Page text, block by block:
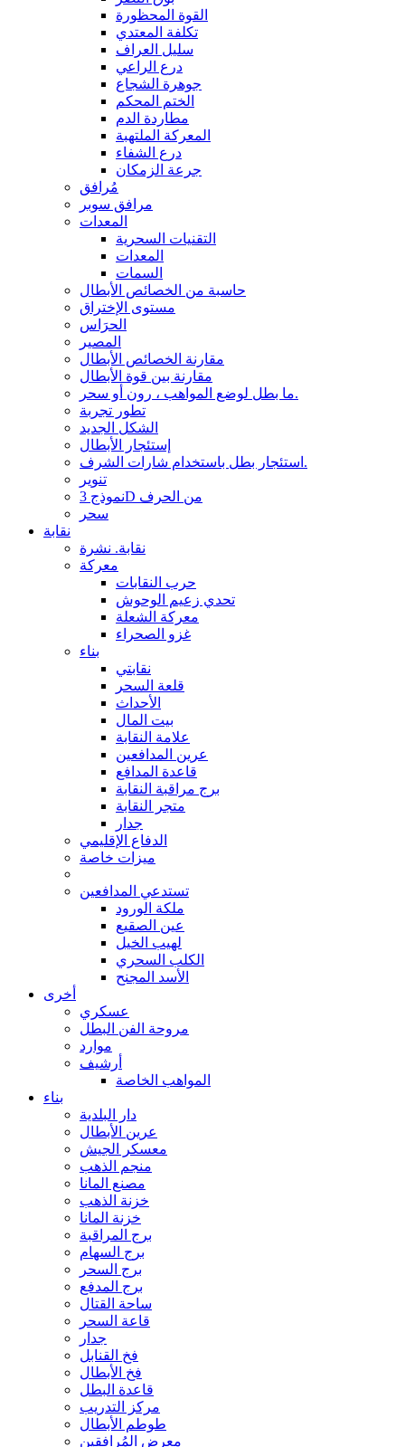
القوة المحظورة
تكلفة المعتدي
سليل العراف
درع الراعي
جوهرة الشجاع
الختم المحكم
مطاردة الدم
المعركة الملتهبة
درع الشفاء
جرعة الزمكان
مُرافق
مرافق سوبر
المعدات
التقنيات السحرية
المعدات
السمات
حاسبة من الخصائص الأبطال
مستوى الإختراق
الحرَاس
المصير
مقارنة الخصائص الأبطال
مقارنة بين قوة الأبطال
ما بطل لوضع المواهب ، رون أو سحر.
تطور تجربة
الشكل الجديد
إستئجار الأبطال
استئجار بطل باستخدام شارات الشرف.
تنوير
نموذج 3D من الحرف
سحر
نقابة
نقابة. نشرة
معركة
حرب النقابات
تحدي زعيم الوحوش
معركة الشعلة
غزو الصحراء
بناء
نقابتي
قلعة السحر
الأحداث
بيت المال
علامة النقابة
عرين المدافعين
قاعدة المدافع
برج مراقبة النقابة
متجر النقابة
جدار
الدفاع الإقليمي
ميزات خاصة
تستدعي المدافعين
ملكة الورود
عين الصقيع
لهيب الخيل
الكلب السحري
الأسد المجنح
أخرى
عسكري
مروحة الفن البطل
موارد
أرشيف
المواهب الخاصة
بناء
دار البلدية
عرين الأبطال
معسكر الجيش
منجم الذهب
مصنع المانا
خزنة الذهب
خزنة المانا
برج المراقبة
برج السهام
برج السحر
برج المدفع
ساحة القتال
قاعة السحر
جدار
فخ القنابل
فخ الأبطال
قاعدة البطل
مركز التدريب
طوطم الأبطال
معرض المُرافقين